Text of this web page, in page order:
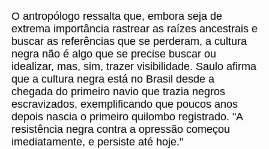
O antropólogo ressalta que, embora seja de
extrema importância rastrear as raízes ancestrais e
buscar as referências que se perderam, a cultura
negra não é algo que se precise buscar ou
idealizar, mas, sim, trazer visibilidade. Saulo afirma
que a cultura negra está no Brasil desde a
chegada do primeiro navio que trazia negros
escravizados, exemplificando que poucos anos
depois nascia o primeiro quilombo registrado. "A
resistência negra contra a opressão começou
imediatamente, e persiste até hoje."